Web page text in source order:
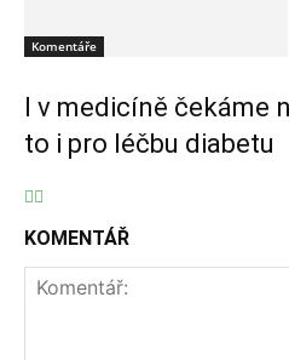
Komentáře
I v medicíně čekáme
to i pro léčbu diabetu
KOMENTÁŘ